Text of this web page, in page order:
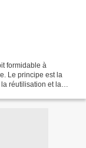
formidable à
Le principe est la
réutilisation et la